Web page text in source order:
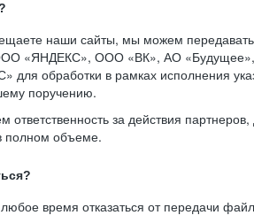
наши сайты, мы можем
«ЯНДЕКС», ООО «ВК», АО
для обработки в рамках исполнения
поручению.
ответственность за действия
полном объеме.
время отказаться от передачи